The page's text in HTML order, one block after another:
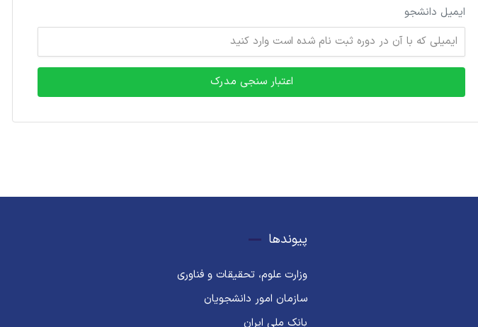
ایمیل دانشجو
اعتبار سنجی مدرک
پیوندها
وزارت علوم، تحقیقات و فناوری
سازمان امور دانشجویان
بانک ملی ایران